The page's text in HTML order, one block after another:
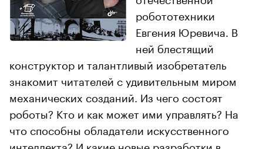
робототехники
Евгения Юревича. В
ней блестящий
конструктор и талантливый изобретатель
знакомит читателей с удивительным миром
механических созданий. Из чего состоят
роботы? Кто и как может ими управлять? На
что способны обладатели искусственного
интеллекта? И какие новые разработки в